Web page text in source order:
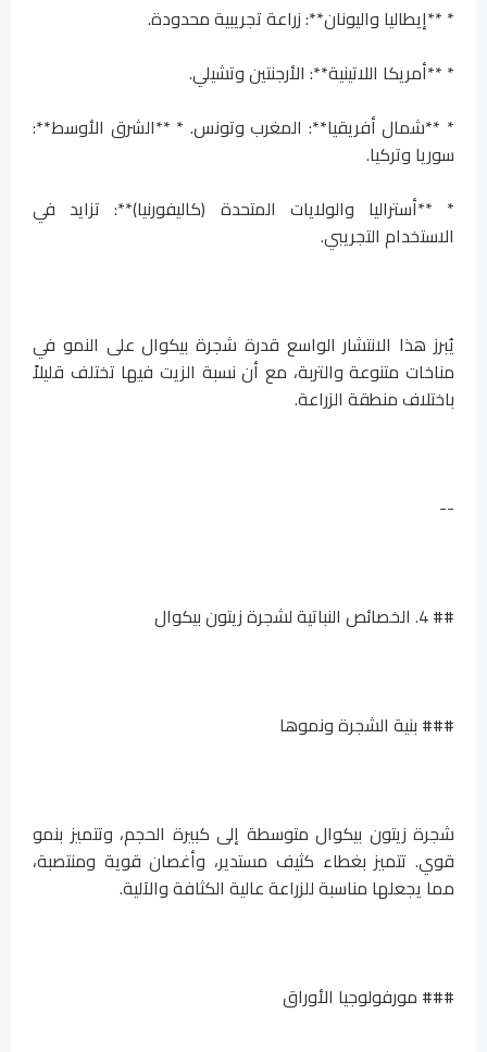
* **إيطاليا واليونان**: زراعة تجريبية محدودة.
* **أمريكا اللاتينية**: الأرجنتين وتشيلي.
* **شمال أفريقيا**: المغرب وتونس. * **الشرق الأوسط**:
سوريا وتركيا.
* **أستراليا والولايات المتحدة (كاليفورنيا)**: تزايد في
الاستخدام التجريبي.
يُبرز هذا الانتشار الواسع قدرة شجرة بيكوال على النمو في
مناخات متنوعة والتربة، مع أن نسبة الزيت فيها تختلف قليلاً
باختلاف منطقة الزراعة.
--
## 4. الخصائص النباتية لشجرة زيتون بيكوال
### بنية الشجرة ونموها
شجرة زيتون بيكوال متوسطة إلى كبيرة الحجم، وتتميز بنمو
قوي. تتميز بغطاء كثيف مستدير، وأغصان قوية ومنتصبة،
مما يجعلها مناسبة للزراعة عالية الكثافة والآلية.
### مورفولوجيا الأوراق